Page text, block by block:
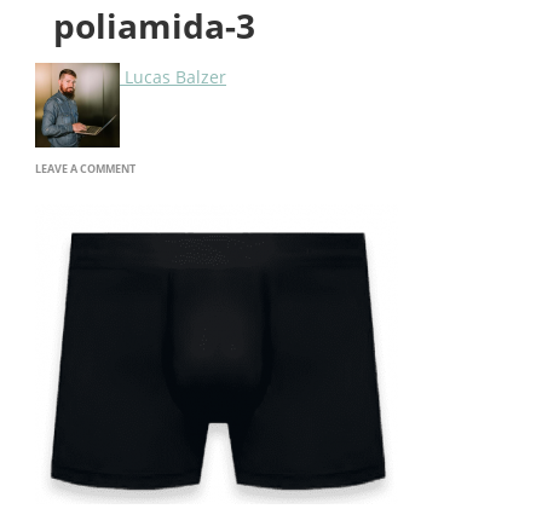
poliamida-3
Lucas Balzer
LEAVE A COMMENTON